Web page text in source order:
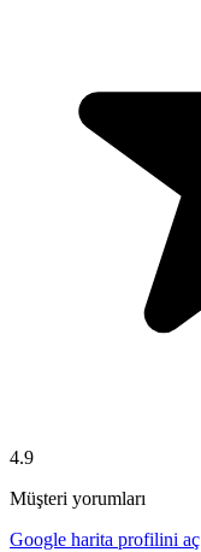
4.9
Müşteri yorumları
Google harita profilini aç